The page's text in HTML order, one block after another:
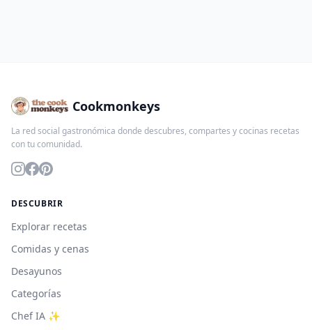
Cookmonkeys
La red social gastronómica donde descubres, compartes y cocinas recetas
con tu comunidad.
DESCUBRIR
Explorar recetas
Comidas y cenas
Desayunos
Categorías
Chef IA ✨